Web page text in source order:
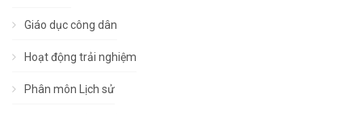
Giáo dục công dân
Hoạt động trải nghiệm
Phân môn Lịch sử